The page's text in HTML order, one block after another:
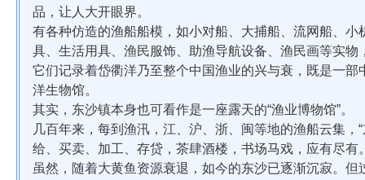
品，让人大开眼界。
有各种仿造的渔船船模，如小对船、大捕船、流网船、
具、生活用具、渔民服饰、助渔导航设备、渔民画等实物
它们记录着岱衢洋乃至整个中国渔业的兴与衰，既是一
洋生物馆。
其实，东沙镇本身也可看作是一座露天的“渔业博物馆”。
几百年来，每到渔汛，江、沪、浙、闽等地的渔船云集，
给、买卖、加工、存贷，茶肆酒楼，书场马戏，应有尽有
虽然，随着大黄鱼资源衰退，如今的东沙已逐渐沉寂。